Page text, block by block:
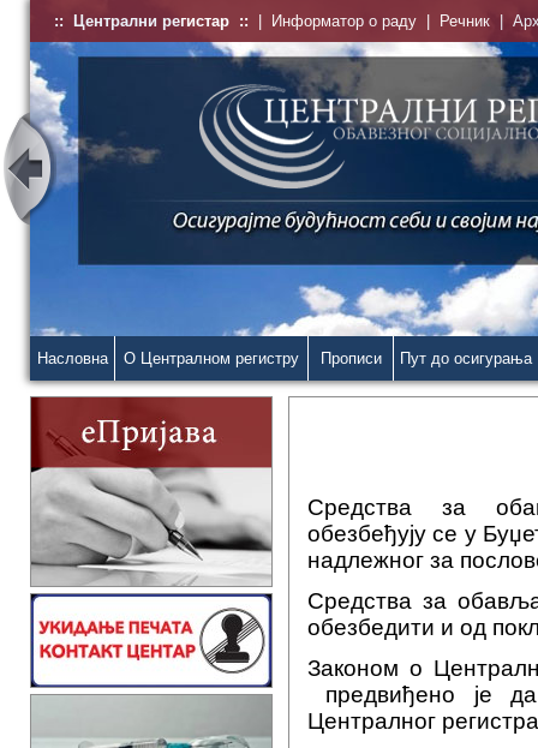
:: Централни регистар :: Информатор о раду Речник
Насловна О Централном регистру Прописи Пут до осигурања
Средства за
обезбеђују се у
надлежног за
Средства за
обезбедити и од
Законом о
предвиђено је
Централног